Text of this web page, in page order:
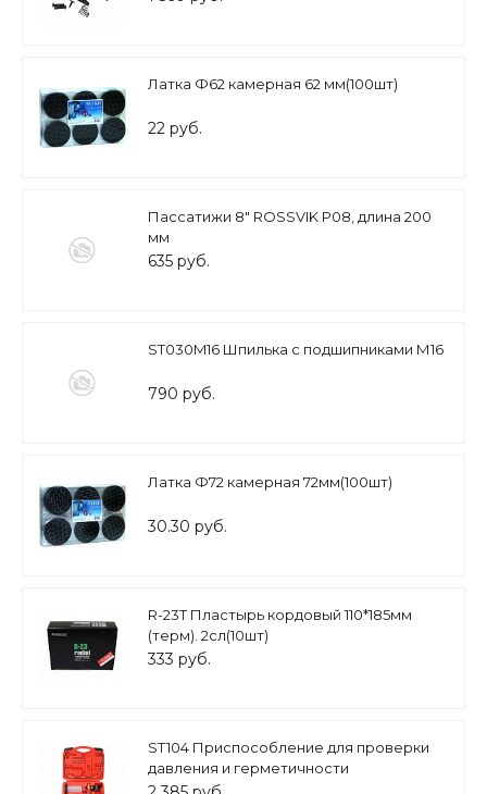
Латка Ф62 камерная 62 мм(100шт)
22 руб.
Пассатижи 8" ROSSVIK P08, длина 200
мм
635 руб.
ST030M16 Шпилька с подшипниками М16
790 руб.
Латка Ф72 камерная 72мм(100шт)
30.30 руб.
R-23Т Пластырь кордовый 110*185мм
(терм). 2сл(10шт)
333 руб.
ST104 Приспособление для проверки
давления и герметичности